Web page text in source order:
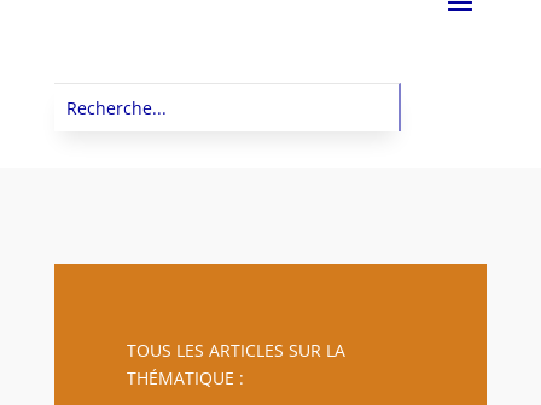
TOUS LES ARTICLES SUR LA
THÉMATIQUE :